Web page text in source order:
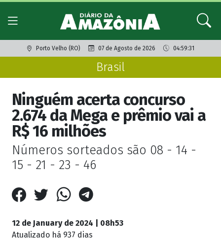
Porto Velho (RO) 07 de Agosto de 2026 04:59:31
Brasil
Ninguém acerta concurso
2.674 da Mega e prêmio vai a
R$ 16 milhões
Números sorteados são 08 - 14 -
15 - 21 - 23 - 46
12 de January de 2024 | 08h53
Atualizado há 937 dias